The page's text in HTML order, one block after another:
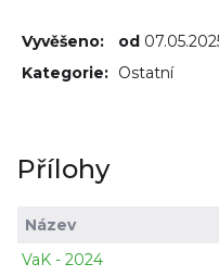
Vyvěšeno: od
Kategorie: Ostatní
Přílohy
Název
VaK - 2024